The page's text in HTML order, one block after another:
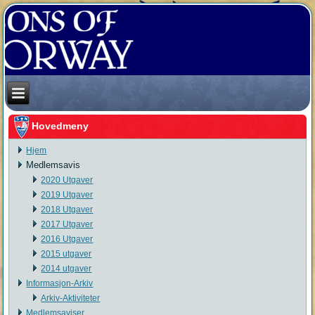
Hovedmeny
Hjem
Medlemsavis
2020 Utgaver
2019 Utgaver
2018 Utgaver
2017 Utgaver
2016 Utgaver
2015 utgaver
2014 utgaver
Informasjon-Arkiv
Arkiv-Aktiviteter